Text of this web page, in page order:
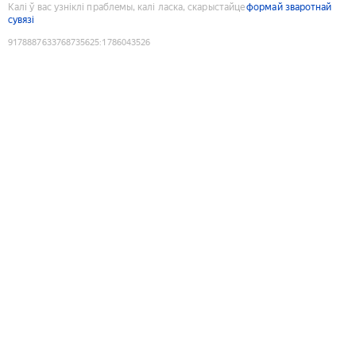
Калі ў вас узніклі праблемы, калі ласка, скарыстайцеформай зваротнай
сувязі
9178887633768735625:1786043526